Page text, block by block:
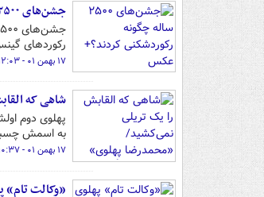
جشن‌های ۲۵۰۰ ساله چگونه رکوردشکنی کردند؟+ عکس
رکوردهای
۱۷ بهمن ۰۱ - ۱۲:۰۳
شاهی که
پهلوی دوم
به اسمش
۱۷ بهمن ۰۱ - ۱۰:۳۷
«وکالت تام»